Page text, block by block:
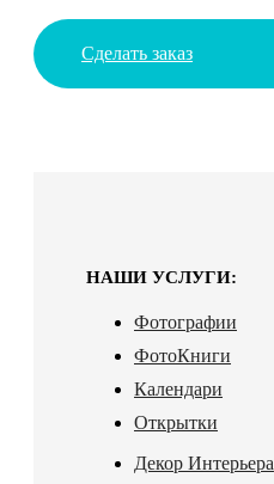
Сделать заказ
НАШИ УСЛУГИ:
Фотографии
ФотоКниги
Календари
Открытки
Декор Интерьера